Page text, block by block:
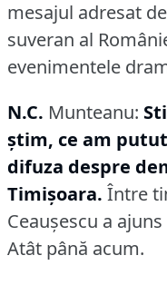
mesajul adresat
suveran al
evenimentele
N.C. Munteanu:
ştim, ce am
difuza despre
Timişoara. Între
Ceauşescu a
Atât până acum.